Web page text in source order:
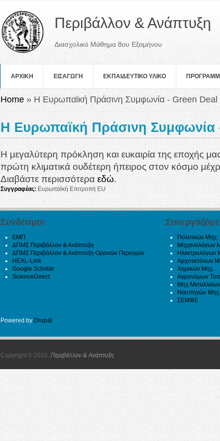
Περιβάλλον & Ανάπτυξη
Διασχολικό Μάθημα 8ου Εξαμήνου
ΑΡΧΙΚΗ ΕΙΣΑΓΩΓΗ ΕΚΠΑΙΔΕΥΤΙΚΟ ΥΛΙΚΟ
You are here
Home » Η Ευρωπαϊκή Πράσινη Συμφωνία - Green Deal
Η Ευρωπαϊκή Πράσινη Συμφωνία
Η μεγαλύτερη πρόκληση και ευκαιρία της εποχής μας
πρώτη κλιματικά ουδέτερη ήπειρος στον κόσμο
Διαβάστε περισσότερα εδώ.
Συγγραφέας: Ευρωπαϊκή Επιτροπή EU
Σύνδεσμοι
ΕΜΠ
ΔΠΜΣ Περιβάλλον & Ανάπτυξη
ΔΠΜΣ Περιβάλλον & Ανάπτυξη Ορεινών Περιοχών
HEAL-Link
Google Scholar
ScienceDirect
Πολιτικών Μηχ.
Μηχανολόγων
Ηλεκτρολόγων
Αρχιτεκτόνων
Χημικών Μηχ.
Αγρονόμων
Μηχ
Ναυπηγών Μηχ.
ΣΕΜΦΕ
Powered by Drupal
Copyright © 2026, Περιβάλλον & Ανάπτυξη